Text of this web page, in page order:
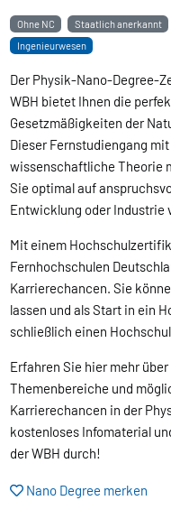
Ohne NC Staatlich anerkannt
Ingenieurwesen
Der Physik-Nano-Degree-
WBH bietet Ihnen die
Gesetzmäßigkeiten der
Dieser Fernstudiengang
wissenschaftliche Theorie
Sie optimal auf
Entwicklung oder Industrie
Mit einem
Fernhochschulen
Karrierechancen. Sie
lassen und als Start in ein
schließlich einen
Erfahren Sie hier mehr
Themenbereiche und
Karrierechancen in der
kostenloses Infomaterial
der WBH durch!
Nano Degree merken